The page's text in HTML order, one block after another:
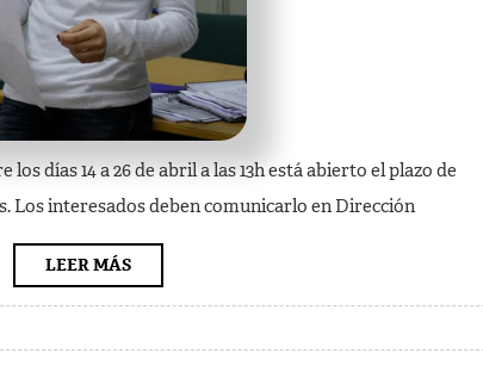
Andaluz
de
Enseñanzas
Artísticas
Superiores
días 14 a 26 de abril a las 13h está abierto el plazo de
Los interesados deben comunicarlo en Dirección
LEER MÁSLEER
MÁS